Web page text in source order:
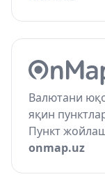
Валютани
яқин
Пункт
onmap.uz